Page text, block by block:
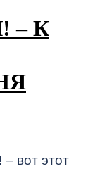
– К
вот этот